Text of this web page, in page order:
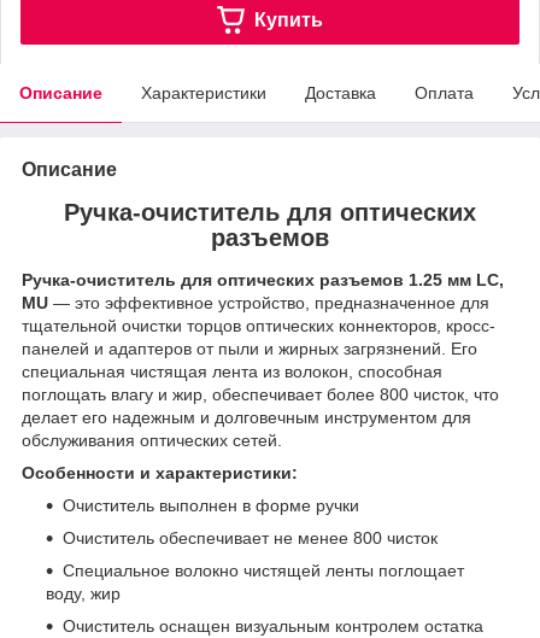
Купить
Описание Характеристики Доставка Оплата
Описание
Ручка-очиститель для оптических
разъемов
Ручка-очиститель для оптических разъемов 1.25 мм LC,
MU — это эффективное устройство, предназначенное для
тщательной очистки торцов оптических коннекторов, кросс-
панелей и адаптеров от пыли и жирных загрязнений. Его
специальная чистящая лента из волокон, способная
поглощать влагу и жир, обеспечивает более 800 чисток, что
делает его надежным и долговечным инструментом для
обслуживания оптических сетей.
Особенности и характеристики:
Очиститель выполнен в форме ручки
Очиститель обеспечивает не менее 800 чисток
Специальное волокно чистящей ленты поглощает
воду, жир
Очиститель оснащен визуальным контролем остатка